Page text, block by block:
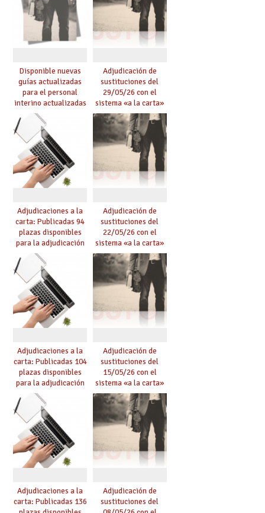
Disponible nuevas
guías actualizadas
para el personal
interino actualizadas
para el curso 26/27
Adjudicación de
sustituciones del
29/05/26 con el
sistema «a la carta»
conseguido con el
Acuerdo de Mejoras
Adjudicaciones a la
carta: Publicadas 94
plazas disponibles
para la adjudicación
de mañana y abierto
plazo de solicitudes
Adjudicación de
sustituciones del
22/05/26 con el
sistema «a la carta»
conseguido con el
Acuerdo de Mejoras
Adjudicaciones a la
carta: Publicadas 104
plazas disponibles
para la adjudicación
de mañana y abierto
plazo de solicitudes
Adjudicación de
sustituciones del
15/05/26 con el
sistema «a la carta»
conseguido con el
Acuerdo de Mejoras
Adjudicaciones a la
carta: Publicadas 136
Adjudicación de
sustituciones del